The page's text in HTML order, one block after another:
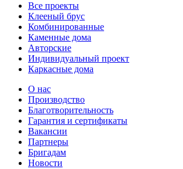
Все проекты
Клееный брус
Комбинированные
Каменные дома
Авторские
Индивидуальный проект
Каркасные дома
О нас
Производство
Благотворительность
Гарантия и сертификаты
Вакансии
Партнеры
Бригадам
Новости